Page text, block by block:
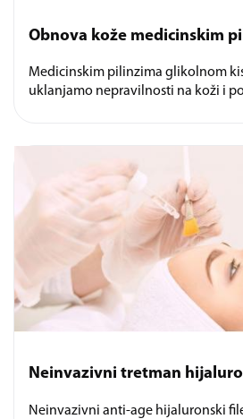
Obnova kože medicinskim
Medicinskim pilinzima glikolnom
uklanjamo nepravilnosti na koži i
Neinvazivni tretman
Neinvazivni anti-age hijaluronski